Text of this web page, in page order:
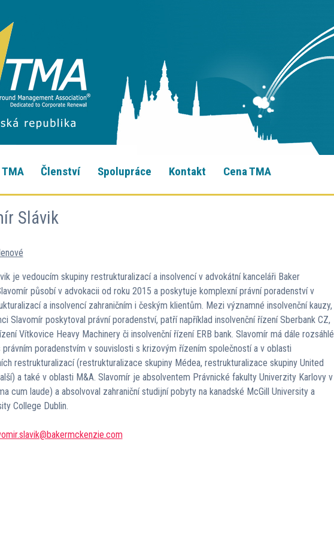
TMA Členství Spolupráce Kontakt Cena TMA
Slávik
je vedoucím skupiny restrukturalizací a insolvencí v advokátní kanceláři Baker
působí v advokacii od roku 2015 a poskytuje komplexní právní poradenství v
a insolvencí zahraničním i českým klientům. Mezi významné insolvenční kauzy,
Slavomír poskytoval právní poradenství, patří například insolvenční řízení Sberbank CZ,
Vítkovice Heavy Machinery či insolvenční řízení ERB bank. Slavomír má dále rozsáhlé
právním poradenstvím v souvislosti s krizovým řízením společností a v oblasti
restrukturalizací (restrukturalizace skupiny Médea, restrukturalizace skupiny United
a také v oblasti M&A. Slavomír je absolventem Právnické fakulty Univerzity Karlovy v
cum laude) a absolvoval zahraniční studijní pobyty na kanadské McGill University a
College Dublin.